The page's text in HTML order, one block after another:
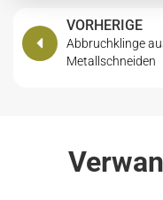
VORHERIGE
Abbruchklinge
Metallschneiden